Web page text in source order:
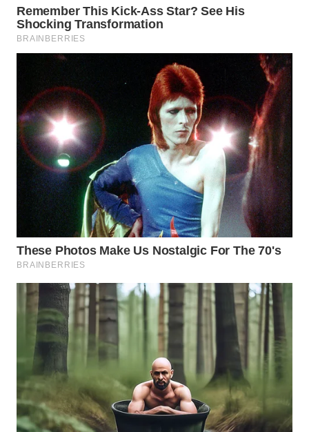
WN
KEPULAUAN
SERIBU
TANGERANG
WN
BINJAI
WN
CIREBON
WN
INDRAMAYU
KUNINGAN
WN
MAJALENGKA
WN
SUBANG